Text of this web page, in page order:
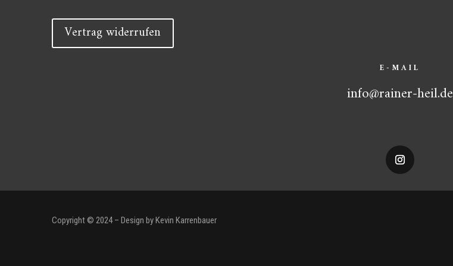
Vertrag widerrufen
E-MAIL
info@rainer-heil.de
Copyright © 2024 – Design by Kevin Karrenbauer